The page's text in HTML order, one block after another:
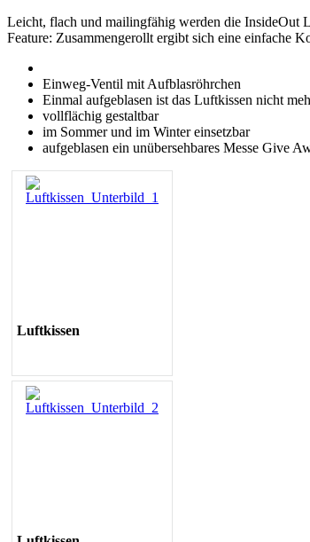
Leicht, flach und mailingfähig werden die InsideOut
Feature: Zusammengerollt ergibt sich eine einfache
Einweg-Ventil mit Aufblasröhrchen
Einmal aufgeblasen ist das Luftkissen nicht
vollflächig gestaltbar
im Sommer und im Winter einsetzbar
aufgeblasen ein unübersehbares Messe Give
Luftkissen